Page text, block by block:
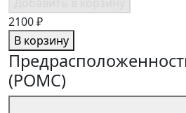
2100 ₽
В корзину
(POMC)